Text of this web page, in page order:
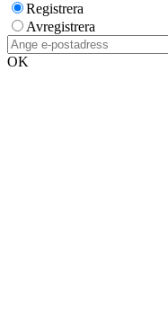
Registrera
Avregistrera
OK